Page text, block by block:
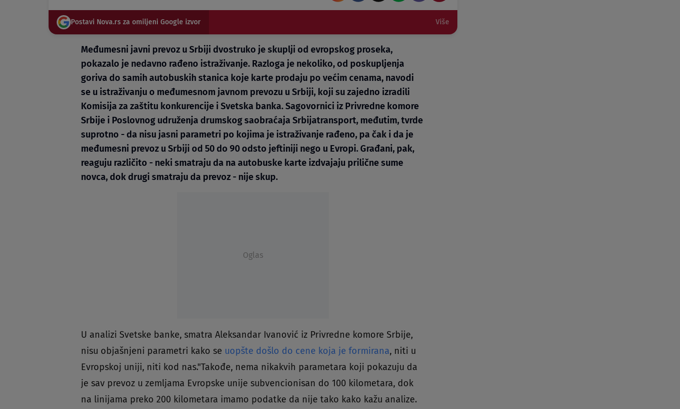
Postavi Nova.rs za omiljeni Google izvor Više
Međumesni javni prevoz u Srbiji dvostruko je skuplji od evropskog proseka,
pokazalo je nedavno rađeno istraživanje. Razloga je nekoliko, od poskupljenja
goriva do samih autobuskih stanica koje karte prodaju po većim cenama, navodi
se u istraživanju o međumesnom javnom prevozu u Srbiji, koji su zajedno izradili
Komisija za zaštitu konkurencije i Svetska banka. Sagovornici iz Privredne komore
Srbije i Poslovnog udruženja drumskog saobraćaja Srbijatransport, međutim, tvrde
suprotno - da nisu jasni parametri po kojima je istraživanje rađeno, pa čak i da je
međumesni prevoz u Srbiji od 50 do 90 odsto jeftiniji nego u Evropi. Građani, pak,
reaguju različito - neki smatraju da na autobuske karte izdvajaju prilične sume
novca, dok drugi smatraju da prevoz - nije skup.
Oglas
U analizi Svetske banke, smatra Aleksandar Ivanović iz Privredne komore Srbije,
nisu objašnjeni parametri kako se uopšte došlo do cene koja je formirana, niti u
Evropskoj uniji, niti kod nas."Takođe, nema nikakvih parametara koji pokazuju da
je sav prevoz u zemljama Evropske unije subvencionisan do 100 kilometara, dok
na linijama preko 200 kilometara imamo podatke da nije tako kako kažu analize.